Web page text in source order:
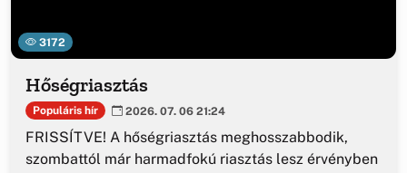
3172
Hőségriasztás
Populáris hír 2026. 07. 06 21:24
FRISSÍTVE! A hőségriasztás meghosszabbodik,
szombattól már harmadfokú riasztás lesz érvényben